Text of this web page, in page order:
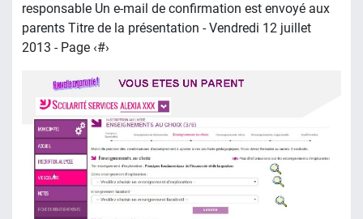
responsable Un e-mail de confirmation est envoyé aux
parents Titre de la présentation - Vendredi 12 juillet
2013 - Page ‹#›